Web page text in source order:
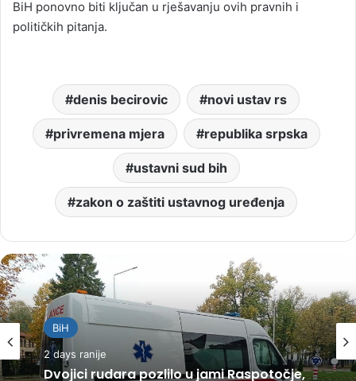
BiH ponovno biti ključan u rješavanju ovih pravnih i
političkih pitanja.
denis becirovic novi ustav rs
privremena mjera republika srpska
ustavni sud bih
zakon o zaštiti ustavnog uređenja
BiH
2 days ranije
Dvojici rudara pozlilo u jami Raspotočje,